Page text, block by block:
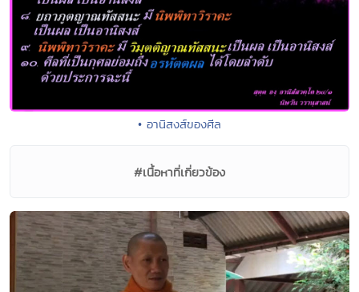
• อานิสงส์ของศีล
#เนื้อหาที่เกี่ยวข้อง